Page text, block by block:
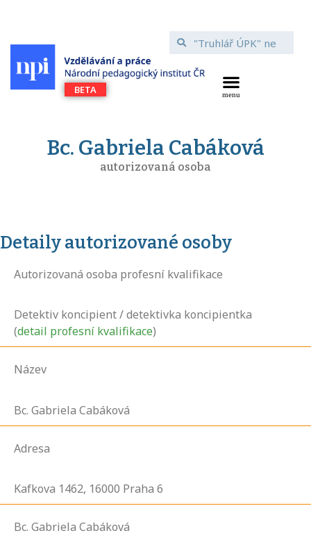
Bc. Gabriela Cabáková
autorizovaná osoba
Detaily autorizované osoby
Autorizovaná osoba profesní kvalifikace
Detektiv koncipient / detektivka koncipientka
(detail profesní kvalifikace)
Název
Bc. Gabriela Cabáková
Adresa
Kafkova 1462, 16000 Praha 6
Bc. Gabriela Cabáková